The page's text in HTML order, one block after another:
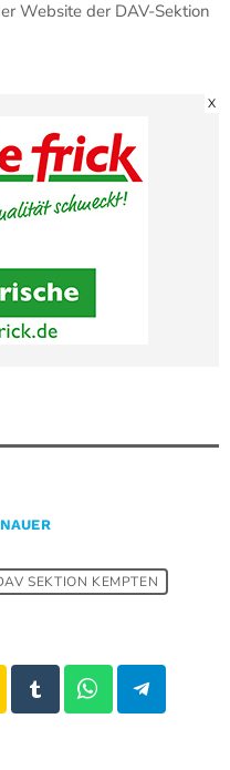
Website der DAV-Sektion
X
SEKTION KEMPTEN